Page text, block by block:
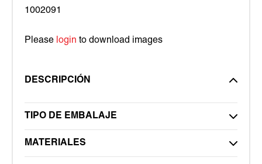
1002091
Please login to download images
DESCRIPCIÓN
TIPO DE EMBALAJE
MATERIALES